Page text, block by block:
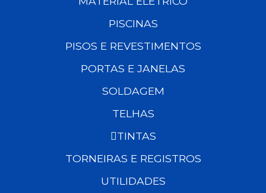
PISCINAS
PISOS E REVESTIMENTOS
PORTAS E JANELAS
SOLDAGEM
TELHAS
TINTAS
TORNEIRAS E REGISTROS
UTILIDADES